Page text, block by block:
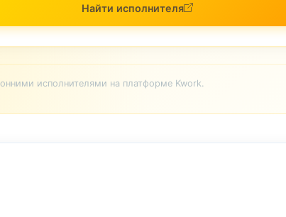
Найти исполнителя
исполнителями на платформе Kwork.